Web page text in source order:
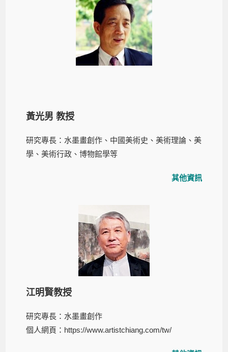
黃光男 教授
研究專長：水墨畫創作、中國美術史、美術理論、美
學、美術行政、博物館學等
其他資訊
江明賢教授
研究專長：水墨畫創作
個人網頁： https://www.artistchiang.com/tw/